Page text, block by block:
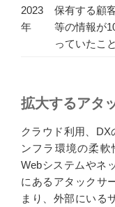
2023
年
保有する顧
等の情報が
っていたこ
拡大するアタ
クラウド利用、
ンフラ環境の柔軟
Webシステムやネ
にあるアタックサ
まり、外部にいる